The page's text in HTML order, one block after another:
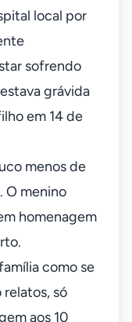
local por
sofrendo
grávida
em 14 de
menos de
O menino
homenagem
como se
relatos, só
aos 10